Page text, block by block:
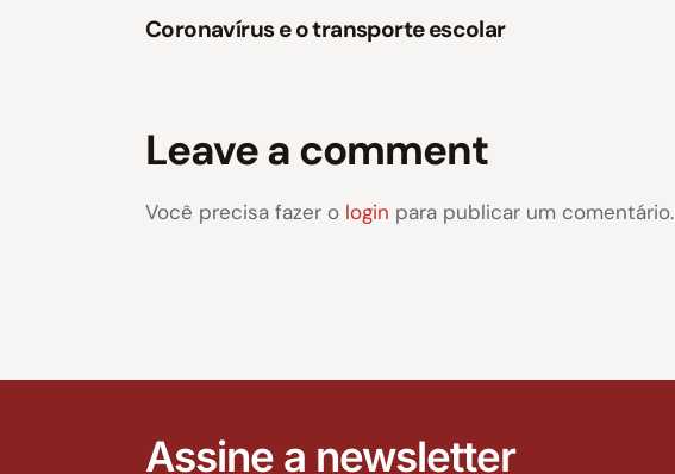
Coronavírus e o transporte escolar
Leave a comment
Você precisa fazer o login para publicar um comentário.
Assine a newsletter